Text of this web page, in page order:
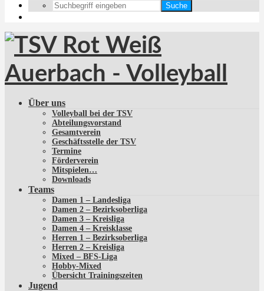
Suche
Über uns
Volleyball bei der TSV
Abteilungsvorstand
Gesamtverein
Geschäftsstelle der TSV
Termine
Förderverein
Mitspielen…
Downloads
Teams
Damen 1 – Landesliga
Damen 2 – Bezirksoberliga
Damen 3 – Kreisliga
Damen 4 – Kreisklasse
Herren 1 – Bezirksoberliga
Herren 2 – Kreisliga
Mixed – BFS-Liga
Hobby-Mixed
Übersicht Trainingszeiten
Jugend